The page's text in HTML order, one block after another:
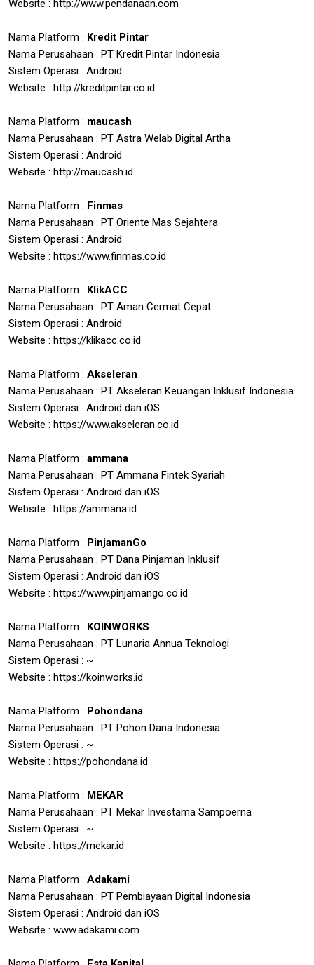
Website : http://www.pendanaan.com
Nama Platform : Kredit Pintar
Nama Perusahaan : PT Kredit Pintar Indonesia
Sistem Operasi : Android
Website : http://kreditpintar.co.id
Nama Platform : maucash
Nama Perusahaan : PT Astra Welab Digital Artha
Sistem Operasi : Android
Website : http://maucash.id
Nama Platform : Finmas
Nama Perusahaan : PT Oriente Mas Sejahtera
Sistem Operasi : Android
Website : https://www.finmas.co.id
Nama Platform : KlikACC
Nama Perusahaan : PT Aman Cermat Cepat
Sistem Operasi : Android
Website : https://klikacc.co.id
Nama Platform : Akseleran
Nama Perusahaan : PT Akseleran Keuangan Inklusif Indonesia
Sistem Operasi : Android dan iOS
Website : https://www.akseleran.co.id
Nama Platform : ammana
Nama Perusahaan : PT Ammana Fintek Syariah
Sistem Operasi : Android dan iOS
Website : https://ammana.id
Nama Platform : PinjamanGo
Nama Perusahaan : PT Dana Pinjaman Inklusif
Sistem Operasi : Android dan iOS
Website : https://www.pinjamango.co.id
Nama Platform : KOINWORKS
Nama Perusahaan : PT Lunaria Annua Teknologi
Sistem Operasi : ~
Website : https://koinworks.id
Nama Platform : Pohondana
Nama Perusahaan : PT Pohon Dana Indonesia
Sistem Operasi : ~
Website : https://pohondana.id
Nama Platform : MEKAR
Nama Perusahaan : PT Mekar Investama Sampoerna
Sistem Operasi : ~
Website : https://mekar.id
Nama Platform : Adakami
Nama Perusahaan : PT Pembiayaan Digital Indonesia
Sistem Operasi : Android dan iOS
Website : www.adakami.com